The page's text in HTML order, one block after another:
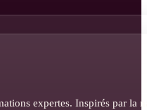
expertes. Inspirés par la